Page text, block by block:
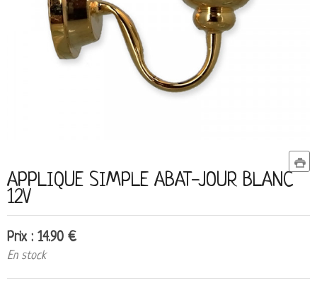
APPLIQUE SIMPLE ABAT-JOUR BLANC
12V
Prix : 14.90 €
En stock